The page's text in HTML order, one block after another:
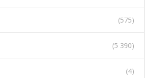
(575)
(5 390)
(4)